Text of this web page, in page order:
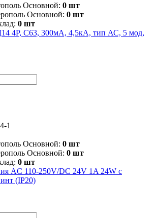
Основной: 0 шт
Основной: 0 шт
0 шт
4P, C63, 300мА, 4,5кА, тип АС, 5 мод,
1
Основной: 0 шт
Основной: 0 шт
0 шт
AC 110-250V/DC 24V 1A 24W с
(IP20)